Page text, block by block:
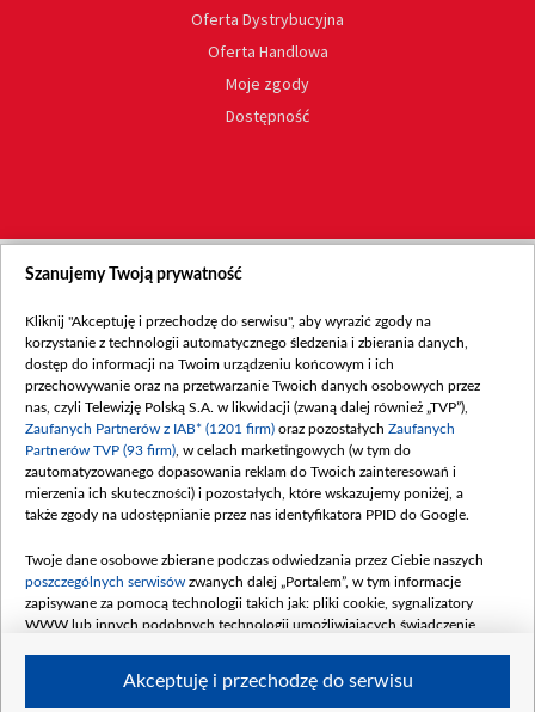
Oferta Dystrybucyjna
Oferta Handlowa
Moje zgody
Dostępność
Szanujemy Twoją prywatność
Kliknij "Akceptuję i przechodzę do serwisu", aby wyrazić zgody na
korzystanie z technologii automatycznego śledzenia i zbierania danych,
dostęp do informacji na Twoim urządzeniu końcowym i ich
przechowywanie oraz na przetwarzanie Twoich danych osobowych przez
nas, czyli Telewizję Polską S.A. w likwidacji (zwaną dalej również „TVP”),
Zaufanych Partnerów z IAB* (1201 firm) oraz pozostałych Zaufanych
Partnerów TVP (93 firm) , w celach marketingowych (w tym do
zautomatyzowanego dopasowania reklam do Twoich zainteresowań i
mierzenia ich skuteczności) i pozostałych, które wskazujemy poniżej, a
także zgody na udostępnianie przez nas identyfikatora PPID do Google.
Twoje dane osobowe zbierane podczas odwiedzania przez Ciebie naszych
poszczególnych serwisów zwanych dalej „Portalem”, w tym informacje
zapisywane za pomocą technologii takich jak: pliki cookie, sygnalizatory
WWW lub innych podobnych technologii umożliwiających świadczenie
Akceptuję i przechodzę do serwisu